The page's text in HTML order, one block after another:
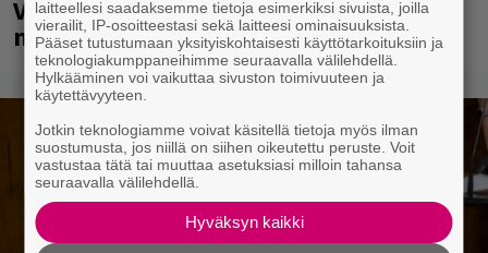
Veikkaus Arenalla syyskuussa – muista
myös metalliklassikot-konsertti
laitteellesi saadaksemme tietoja esimerkiksi sivuista, joilla
vierailit, IP-osoitteestasi sekä laitteesi ominaisuuksista.
Pääset tutustumaan yksityiskohtaisesti käyttötarkoituksiin ja
teknologiakumppaneihimme seuraavalla välilehdellä.
Hylkääminen voi vaikuttaa sivuston toimivuuteen ja
käytettävyyteen.
Jotkin teknologiamme voivat käsitellä tietoja myös ilman
suostumusta, jos niillä on siihen oikeutettu peruste. Voit
vastustaa tätä tai muuttaa asetuksiasi milloin tahansa
seuraavalla välilehdellä.
Hyväksyn kaikki